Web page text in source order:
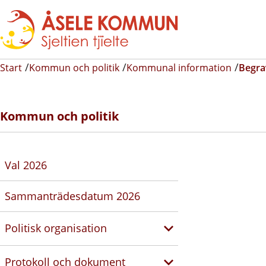
Start Kommun och politik Kommunal information
Kommun och politik
Val 2026
Sammanträdesdatum 2026
Politisk organisation
Protokoll och dokument